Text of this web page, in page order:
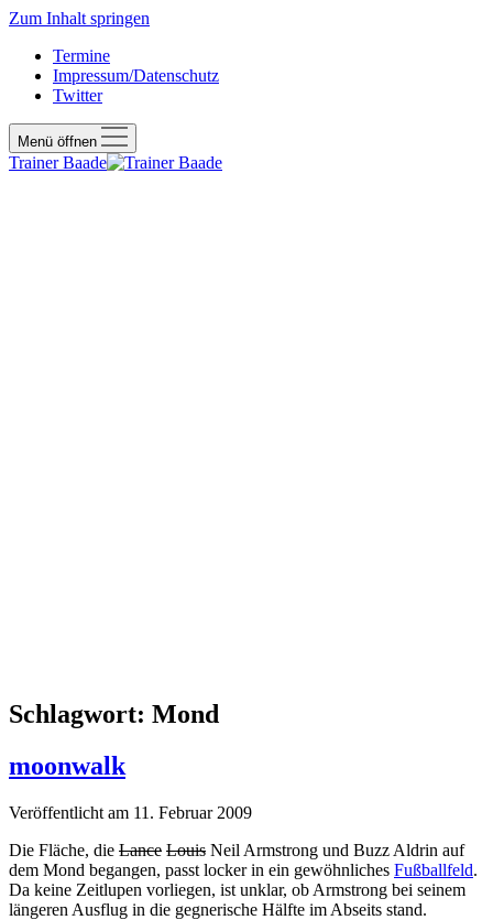
Zum Inhalt springen
Termine
Impressum/Datenschutz
Twitter
Menü öffnen
Trainer Baade
Schlagwort: Mond
moonwalk
Veröffentlicht am 11. Februar 2009
Die Fläche, die Lance Louis Neil Armstrong und Buzz Aldrin auf
dem Mond begangen, passt locker in ein gewöhnliches Fußballfeld.
Da keine Zeitlupen vorliegen, ist unklar, ob Armstrong bei seinem
längeren Ausflug in die gegnerische Hälfte im Abseits stand.